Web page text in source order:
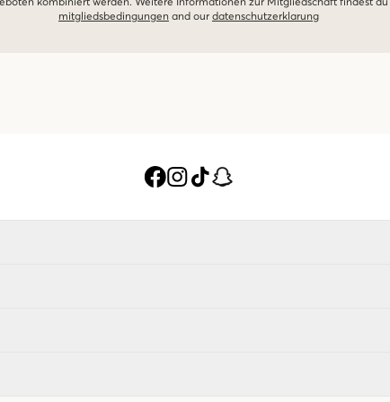
kombiniert werden. Weitere Informationen zur Mitgliedschaft findest du
mitgliedsbedingungen and our datenschutzerklarung